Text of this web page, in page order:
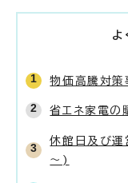
よ
物価高騰対策
省エネ家電の
休館日及び
～)